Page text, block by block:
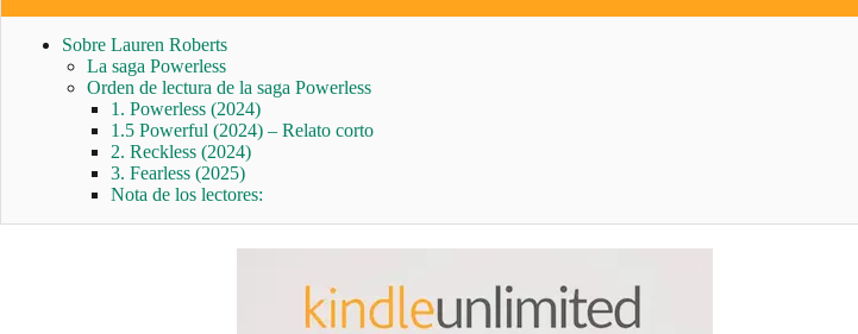
Sobre Lauren Roberts
La saga Powerless
Orden de lectura de la saga Powerless
1. Powerless (2024)
1.5 Powerful (2024) – Relato corto
2. Reckless (2024)
3. Fearless (2025)
Nota de los lectores: